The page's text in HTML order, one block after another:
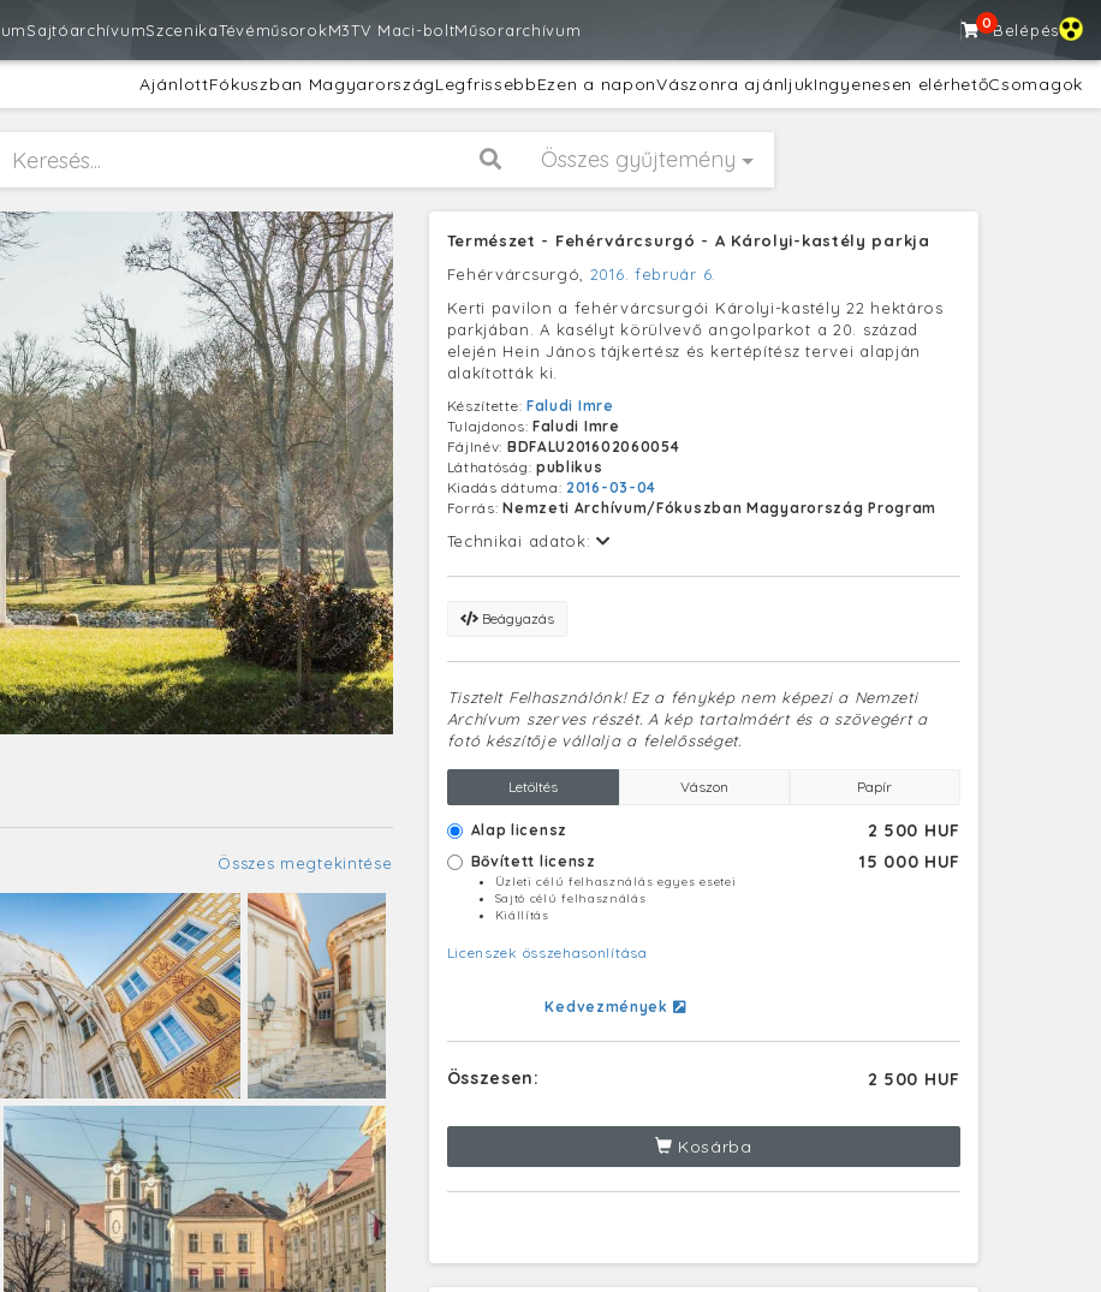
SajtóarchívumSzcenikaTévéműsorokM3TV Maci-boltMűsorarchívum 0Belépés
AjánlottFókuszban MagyarországLegfrissebbEzen a naponVászonra ajánljukIngyenesen elérhetőCsomagok
Összes gyűjtemény
Összes megtekintése
Természet - Fehérvárcsurgó - A Károlyi-kastély parkja
Fehérvárcsurgó, 2016. február 6.
Kerti pavilon a fehérvárcsurgói Károlyi-kastély 22 hektáros
parkjában. A kasélyt körülvevő angolparkot a 20. század
elején Hein János tájkertész és kertépítész tervei alapján
alakították ki.
Készítette: Faludi Imre
Tulajdonos: Faludi Imre
Fájlnév: BDFALU201602060054
Láthatóság: publikus
Kiadás dátuma: 2016-03-04
Forrás:Nemzeti Archívum/Fókuszban Magyarország Program
Technikai adatok:
Beágyazás
Tisztelt Felhasználónk! Ez a fénykép nem képezi a Nemzeti
Archívum szerves részét. A kép tartalmáért és a szövegért a
fotó készítője vállalja a felelősséget.
Letöltés Vászon Papír
Alap licensz 2 500 HUF
Bővített licensz 15 000 HUF
Üzleti célú felhasználás egyes esetei
Sajtó célú felhasználás
Kiállítás
Licenszek összehasonlítása
Kedvezmények
Összesen: 2 500 HUF
Kosárba